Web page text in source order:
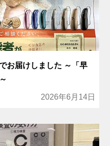
お届けしました ～「早
2026年6月14日